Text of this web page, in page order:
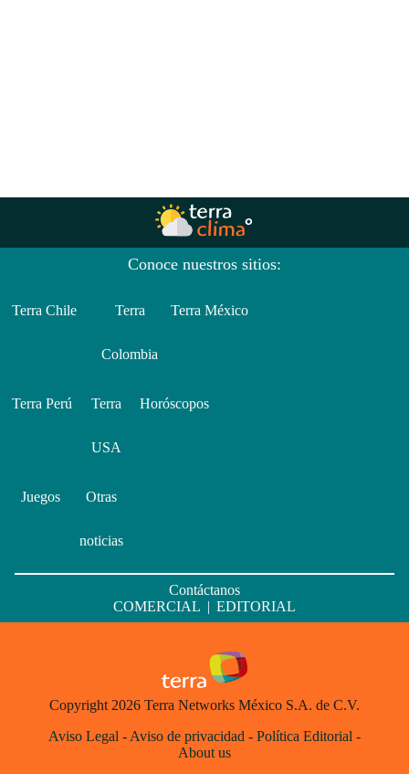
Conoce nuestros sitios:
Terra Chile Terra
Colombia
Terra México
Terra Perú Terra
USA
Horóscopos
Juegos Otras
noticias
Contáctanos
COMERCIAL | EDITORIAL
Copyright 2026 Terra Networks México S.A. de C.V.
Aviso Legal - Aviso de privacidad - Política Editorial -
About us